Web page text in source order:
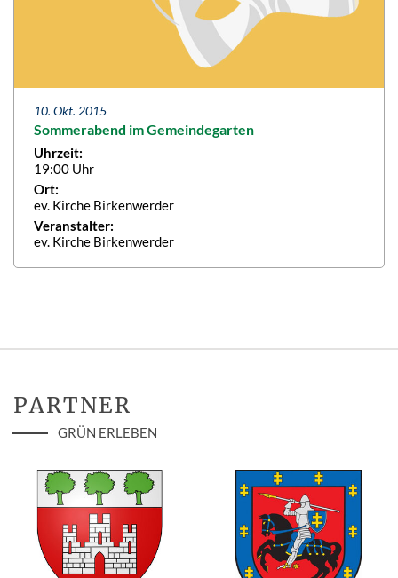
10. Okt. 2015
Sommerabend im Gemeindegarten
Uhrzeit:
19:00 Uhr
Ort:
ev. Kirche Birkenwerder
Veranstalter:
ev. Kirche Birkenwerder
PARTNER
GRÜN ERLEBEN